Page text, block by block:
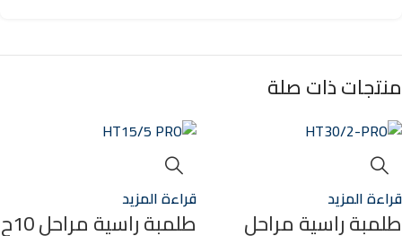
منتجات ذات صلة
قراءة المزيد
طلمبة راسية مراحل
قراءة المزيد
طلمبة راسية مراحل 10ح